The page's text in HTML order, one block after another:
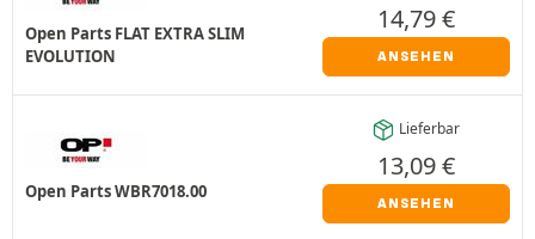
Open Parts FLAT EXTRA SLIM
EVOLUTION
14,79€
ANSEHEN
Open Parts WBR7018.00
Lieferbar
13,09€
ANSEHEN